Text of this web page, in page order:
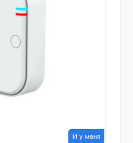
И у меня